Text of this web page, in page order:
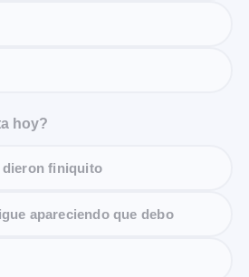
hoy?
dieron finiquito
apareciendo que debo